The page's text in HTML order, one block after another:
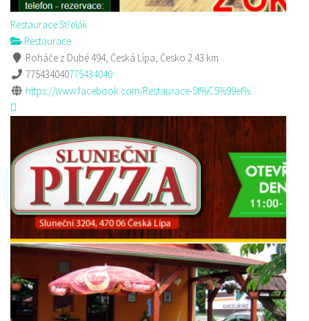
Restaurace Střelák
Restaurace
Roháče z Dubé 494, Česká Lípa, Česko 2.43 km
775434040775434040
https://www.facebook.com/Restaurace-St%C5%99el%...